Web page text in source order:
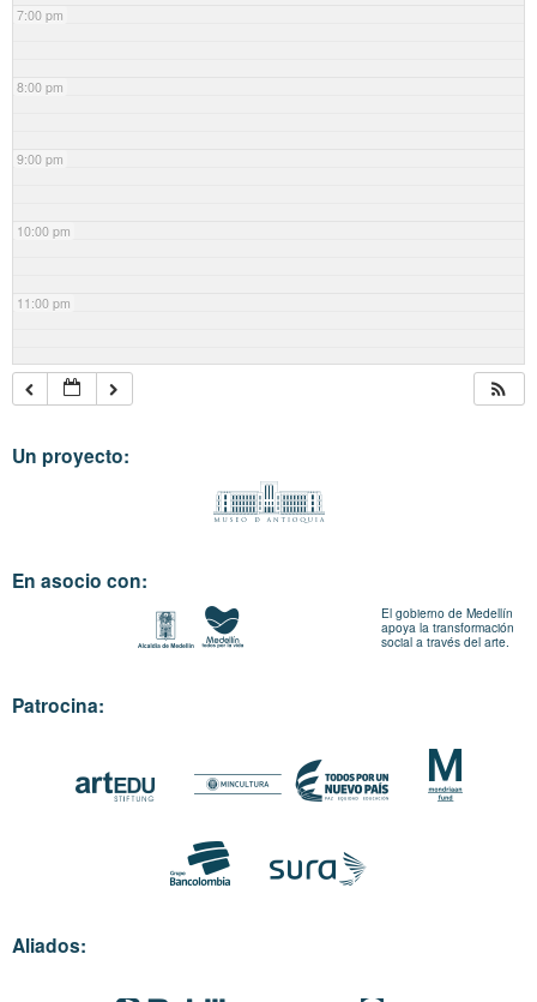
7:00 pm
8:00 pm
9:00 pm
10:00 pm
11:00 pm
Un proyecto:
En asocio con:
El gobierno de Medellín
apoya la transformación
social a través del arte.
Patrocina:
Aliados: